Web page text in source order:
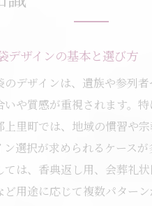
デザインの基本と選び方
のデザインは、遺族や参列
いや質感が重視されます。
上里町では、地域の慣習や
ン選択が求められるケース
ては、香典返し用、会葬礼
用途に応じて複数パターン